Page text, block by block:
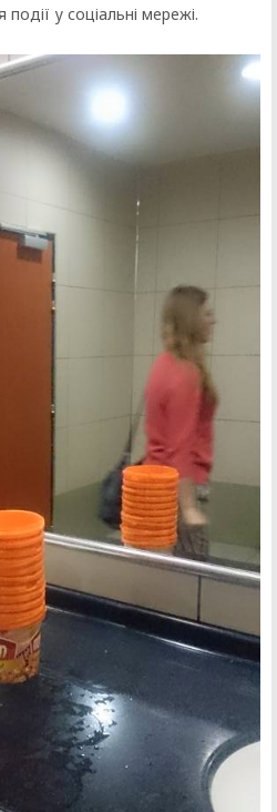
у соціальні мережі.